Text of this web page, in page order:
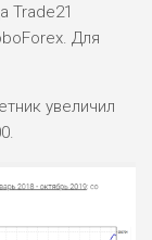
Trade21
Для
увеличил